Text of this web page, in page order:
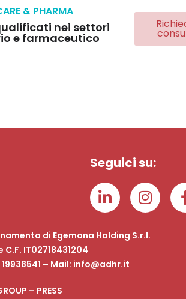
& PHARMA
nei settori
e farmaceutico
Seguici su:
di Egemona Holding S.r.l.
IT02718431204
– Mail: info@adhr.it
– PRESS